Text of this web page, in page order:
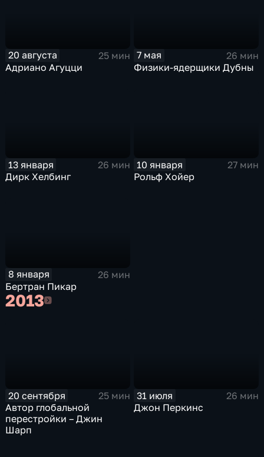
20 августа
25 мин
Адриано Агуцци
7 мая
26 мин
Физики-ядерщики Дубны
13 января
26 мин
Дирк Хелбинг
10 января
27 мин
Рольф Хойер
8 января
26 мин
Бертран Пикар
20132013
20 сентября
25 мин
Автор глобальной
перестройки – Джин
Шарп
31 июля
26 мин
Джон Перкинс